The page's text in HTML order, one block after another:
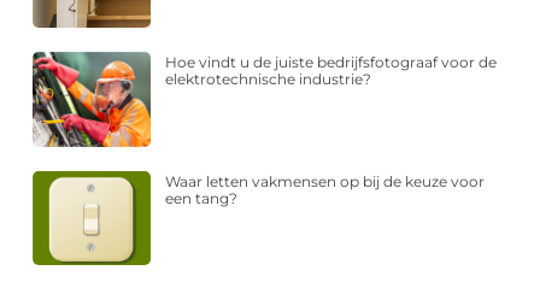
Hoe vindt u de juiste bedrijfsfotograaf voor de
elektrotechnische industrie?
Waar letten vakmensen op bij de keuze voor
een tang?